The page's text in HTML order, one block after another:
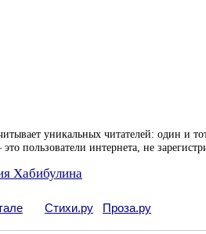
уникальных читателей: один и
пользователи интернета, не
Хабибулина
Стихи.ру Проза.ру